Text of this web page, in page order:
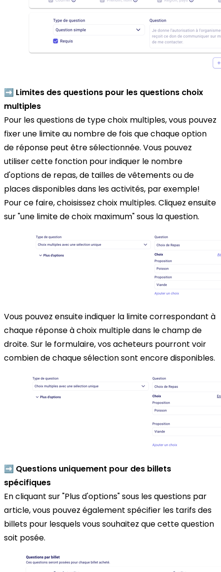
➡️ Limites des questions pour les questions choix
multiples
Pour les questions de type choix multiples, vous pouvez
fixer une limite au nombre de fois que chaque option
de réponse peut être sélectionnée. Vous pouvez
utiliser cette fonction pour indiquer le nombre
d'options de repas, de tailles de vêtements ou de
places disponibles dans les activités, par exemple!
Pour ce faire, choisissez choix multiples. Cliquez ensuite
sur "une limite de choix maximum" sous la question.
Vous pouvez ensuite indiquer la limite correspondant à
chaque réponse à choix multiple dans le champ de
droite. Sur le formulaire, vos acheteurs pourront voir
combien de chaque sélection sont encore disponibles.
➡️ Questions uniquement pour des billets
spécifiques
En cliquant sur "Plus d'options" sous les questions par
article, vous pouvez également spécifier les tarifs des
billets pour lesquels vous souhaitez que cette question
soit posée.